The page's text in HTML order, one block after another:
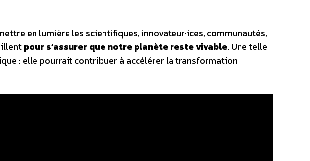
en lumière les scientifiques, innovateur·ices, communautés,
pour s’assurer que notre planète reste vivable. Une telle
: elle pourrait contribuer à accélérer la transformation